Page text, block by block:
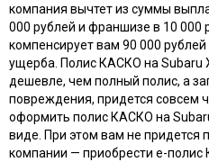
компания вычтет из суммы
000 рублей и франшизе в 10 000
компенсирует вам 90 000
ущерба. Полис КАСКО на Subaru
дешевле, чем полный полис, а
повреждения, придется совсем
оформить полис КАСКО на
виде. При этом вам не придется
компании — приобрести e-